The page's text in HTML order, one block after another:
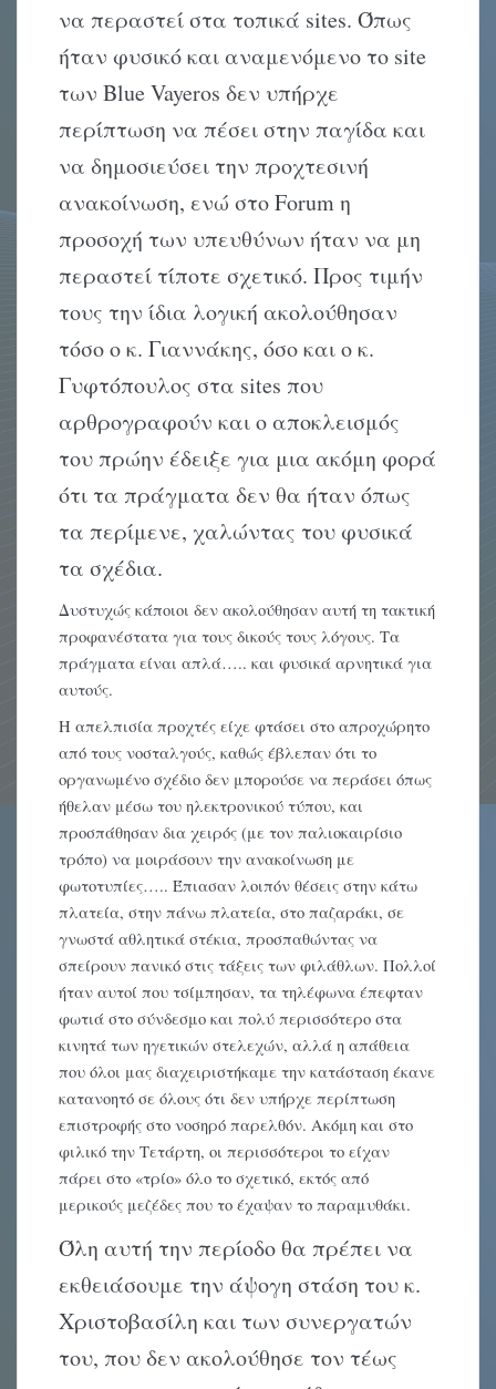
να περαστεί στα τοπικά sites. Όπως
ήταν φυσικό και αναμενόμενο το site
των Blue Vayeros δεν υπήρχε
περίπτωση να πέσει στην παγίδα και
να δημοσιεύσει την προχτεσινή
ανακοίνωση, ενώ στο Forum η
προσοχή των υπευθύνων ήταν να μη
περαστεί τίποτε σχετικό. Προς τιμήν
τους την ίδια λογική ακολούθησαν
τόσο ο κ. Γιαννάκης, όσο και ο κ.
Γυφτόπουλος στα sites που
αρθρογραφούν και ο αποκλεισμός
του πρώην έδειξε για μια ακόμη φορά
ότι τα πράγματα δεν θα ήταν όπως
τα περίμενε, χαλώντας του φυσικά
τα σχέδια.
Δυστυχώς κάποιοι δεν ακολούθησαν αυτή τη τακτική
προφανέστατα για τους δικούς τους λόγους. Τα
πράγματα είναι απλά….. και φυσικά αρνητικά για
αυτούς.
Η απελπισία προχτές είχε φτάσει στο απροχώρητο
από τους νοσταλγούς, καθώς έβλεπαν ότι το
οργανωμένο σχέδιο δεν μπορούσε να περάσει όπως
ήθελαν μέσω του ηλεκτρονικού τύπου, και
προσπάθησαν δια χειρός (με τον παλιοκαιρίσιο
τρόπο) να μοιράσουν την ανακοίνωση με
φωτοτυπίες….. Έπιασαν λοιπόν θέσεις στην κάτω
πλατεία, στην πάνω πλατεία, στο παζαράκι, σε
γνωστά αθλητικά στέκια, προσπαθώντας να
σπείρουν πανικό στις τάξεις των φιλάθλων. Πολλοί
ήταν αυτοί που τσίμπησαν, τα τηλέφωνα έπεφταν
φωτιά στο σύνδεσμο και πολύ περισσότερο στα
κινητά των ηγετικών στελεχών, αλλά η απάθεια
που όλοι μας διαχειριστήκαμε την κατάσταση έκανε
κατανοητό σε όλους ότι δεν υπήρχε περίπτωση
επιστροφής στο νοσηρό παρελθόν. Ακόμη και στο
φιλικό την Τετάρτη, οι περισσότεροι το είχαν
πάρει στο «τρίο» όλο το σχετικό, εκτός από
μερικούς μεζέδες που το έχαψαν το παραμυθάκι.
Όλη αυτή την περίοδο θα πρέπει να
εκθειάσουμε την άψογη στάση του κ.
Χριστοβασίλη και των συνεργατών
του, που δεν ακολούθησε τον τέως